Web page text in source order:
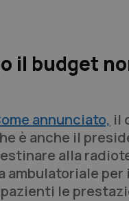
il budget
annunciato, il
è anche il
alla
le